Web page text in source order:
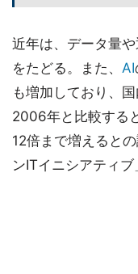
近年は、データ量
をたどる。また、 AI
も増加しており、
2006年と比較する
12倍まで増えると
ンITイニシアティブ